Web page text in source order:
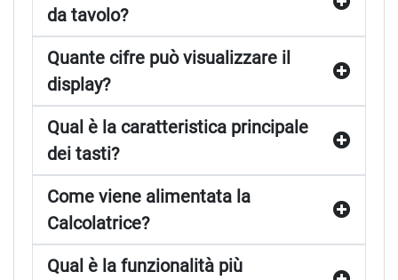
da tavolo?
Quante cifre può visualizzare il
display?
Qual è la caratteristica principale
dei tasti?
Come viene alimentata la
Calcolatrice?
Qual è la funzionalità più